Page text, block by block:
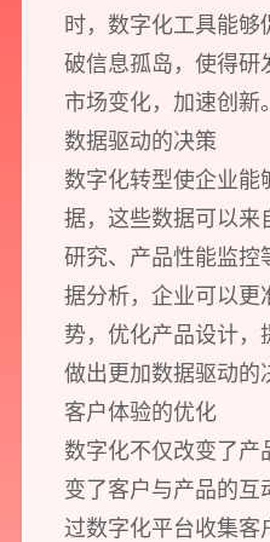
预约我们的数字化
1v1为您提供服务
我们将为您提供量身定制的个性
实施方案及对应预算等
您需要： 网站建设 数字
时，数字化工具能
破信息孤岛，使得研
市场变化，加速创新。
数据驱动的决策
数字化转型使企业能
据，这些数据可以来
研究、产品性能监控
据分析，企业可以更
势，优化产品设计，
做出更加数据驱动的
客户体验的优化
数字化不仅改变了产
变了客户与产品的互
过数字化平台收集客